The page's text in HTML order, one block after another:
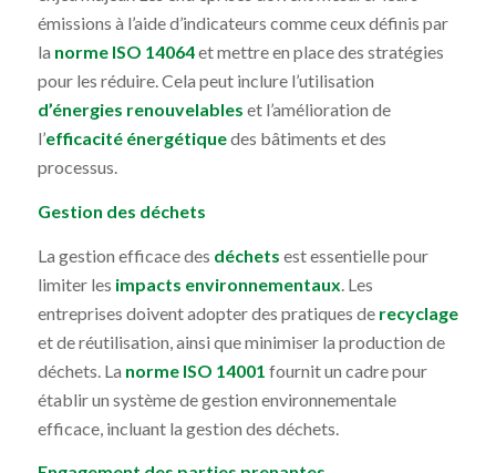
émissions à l’aide d’indicateurs comme ceux définis par
la norme ISO 14064et mettre en place des stratégies
pour les réduire. Cela peut inclure l’utilisation
d’énergies renouvelables et l’amélioration de
l’efficacité énergétiquedes bâtiments et des
processus.
Gestion des déchets
La gestion efficace des déchets est essentielle pour
limiter les impacts environnementaux . Les
entreprises doivent adopter des pratiques de recyclage
et de réutilisation, ainsi que minimiser la production de
déchets. La norme ISO 14001 fournit un cadre pour
établir un système de gestion environnementale
efficace, incluant la gestion des déchets.